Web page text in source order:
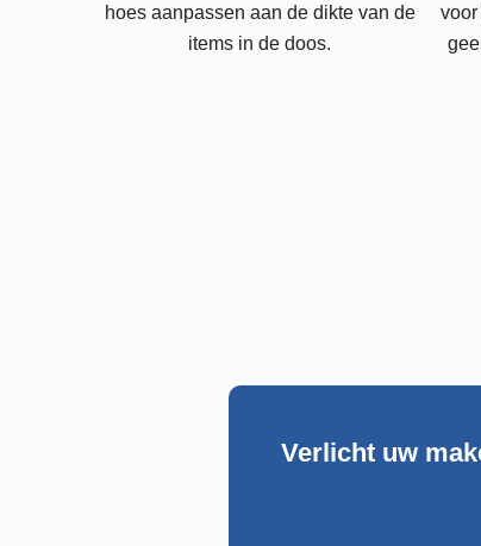
hoes aanpassen aan de dikte van de
items in de doos.
Verlicht uw